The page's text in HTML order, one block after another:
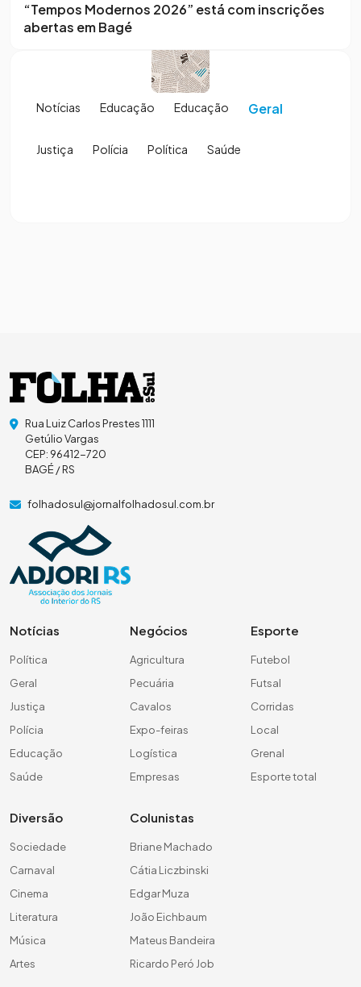
“Tempos Modernos 2026” está com inscrições
abertas em Bagé
Notícias Educação Educação Geral
Justiça Polícia Política Saúde
Rua Luiz Carlos Prestes 1111
Getúlio Vargas
CEP: 96412-720
BAGÉ / RS
folhadosul@jornalfolhadosul.com.br
Notícias
Política
Geral
Justiça
Polícia
Educação
Saúde
Negócios
Agricultura
Pecuária
Cavalos
Expo-feiras
Logística
Empresas
Esporte
Futebol
Futsal
Corridas
Local
Grenal
Esporte total
Diversão
Sociedade
Carnaval
Cinema
Literatura
Música
Artes
Colunistas
Briane Machado
Cátia Liczbinski
Edgar Muza
João Eichbaum
Mateus Bandeira
Ricardo Peró Job